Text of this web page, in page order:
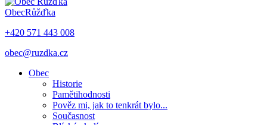
ObecRůžďka
+420 571 443 008
obec@ruzdka.cz
Obec
Historie
Pamětihodnosti
Pověz mi, jak to tenkrát bylo...
Současnost